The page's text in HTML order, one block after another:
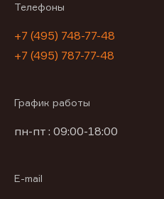
Телефоны
+7 (495) 748-77-48
+7 (495) 787-77-48
График работы
пн-пт : 09:00-18:00
E-mail